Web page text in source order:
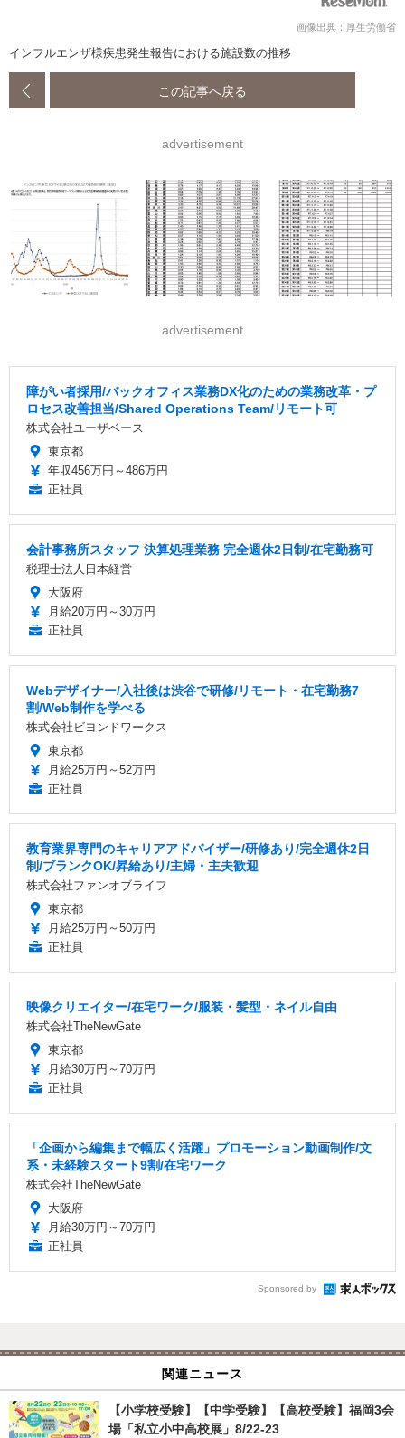
画像出典：厚生労働省
インフルエンザ様疾患発生報告における施設数の推移
この記事へ戻る
advertisement
advertisement
障がい者採用/バックオフィス業務DX化のための業務改革・プ
ロセス改善担当/Shared Operations Team/リモート可
株式会社ユーザベース
東京都
年収456万円～486万円
正社員
会計事務所スタッフ 決算処理業務 完全週休2日制/在宅勤務可
税理士法人日本経営
大阪府
月給20万円～30万円
正社員
Webデザイナー/入社後は渋谷で研修/リモート・在宅勤務7
割/Web制作を学べる
株式会社ビヨンドワークス
東京都
月給25万円～52万円
正社員
教育業界専門のキャリアアドバイザー/研修あり/完全週休2日
制/ブランクOK/昇給あり/主婦・主夫歓迎
株式会社ファンオブライフ
東京都
月給25万円～50万円
正社員
映像クリエイター/在宅ワーク/服装・髪型・ネイル自由
株式会社TheNewGate
東京都
月給30万円～70万円
正社員
「企画から編集まで幅広く活躍」プロモーション動画制作/文
系・未経験スタート9割/在宅ワーク
株式会社TheNewGate
大阪府
月給30万円～70万円
正社員
Sponsored by
関連ニュース
【小学校受験】【中学受験】【高校受験】福岡3会
場「私立小中高校展」8/22-23